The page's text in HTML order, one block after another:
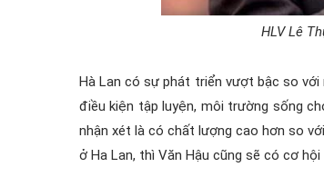
HLV Lê
Hà Lan có sự phát triển vượt bậc so
điều kiện tập luyện, môi trường sống
nhận xét là có chất lượng cao hơn so
ở Ha Lan, thì Văn Hậu cũng sẽ có cơ